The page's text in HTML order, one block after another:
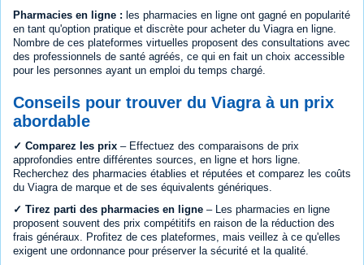
Pharmacies en ligne : les pharmacies en ligne ont gagné en popularité
en tant qu'option pratique et discrète pour acheter du Viagra en ligne.
Nombre de ces plateformes virtuelles proposent des consultations avec
des professionnels de santé agréés, ce qui en fait un choix accessible
pour les personnes ayant un emploi du temps chargé.
Conseils pour trouver du Viagra à un prix
abordable
✓ Comparez les prix – Effectuez des comparaisons de prix
approfondies entre différentes sources, en ligne et hors ligne.
Recherchez des pharmacies établies et réputées et comparez les coûts
du Viagra de marque et de ses équivalents génériques.
✓ Tirez parti des pharmacies en ligne – Les pharmacies en ligne
proposent souvent des prix compétitifs en raison de la réduction des
frais généraux. Profitez de ces plateformes, mais veillez à ce qu'elles
exigent une ordonnance pour préserver la sécurité et la qualité.